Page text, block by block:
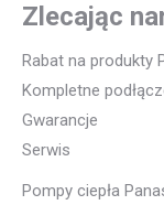
Zlecając
Rabat na produkty
Kompletne
Gwarancje
Serwis
Pompy ciepła